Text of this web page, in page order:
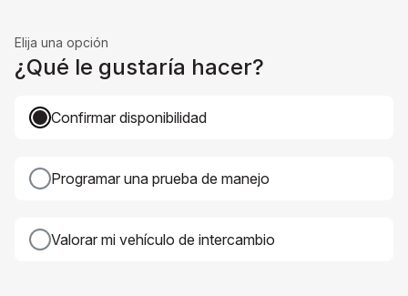
Elija una opción
¿Qué le gustaría hacer?
Confirmar disponibilidad
Programar una prueba de manejo
Valorar mi vehículo de intercambio